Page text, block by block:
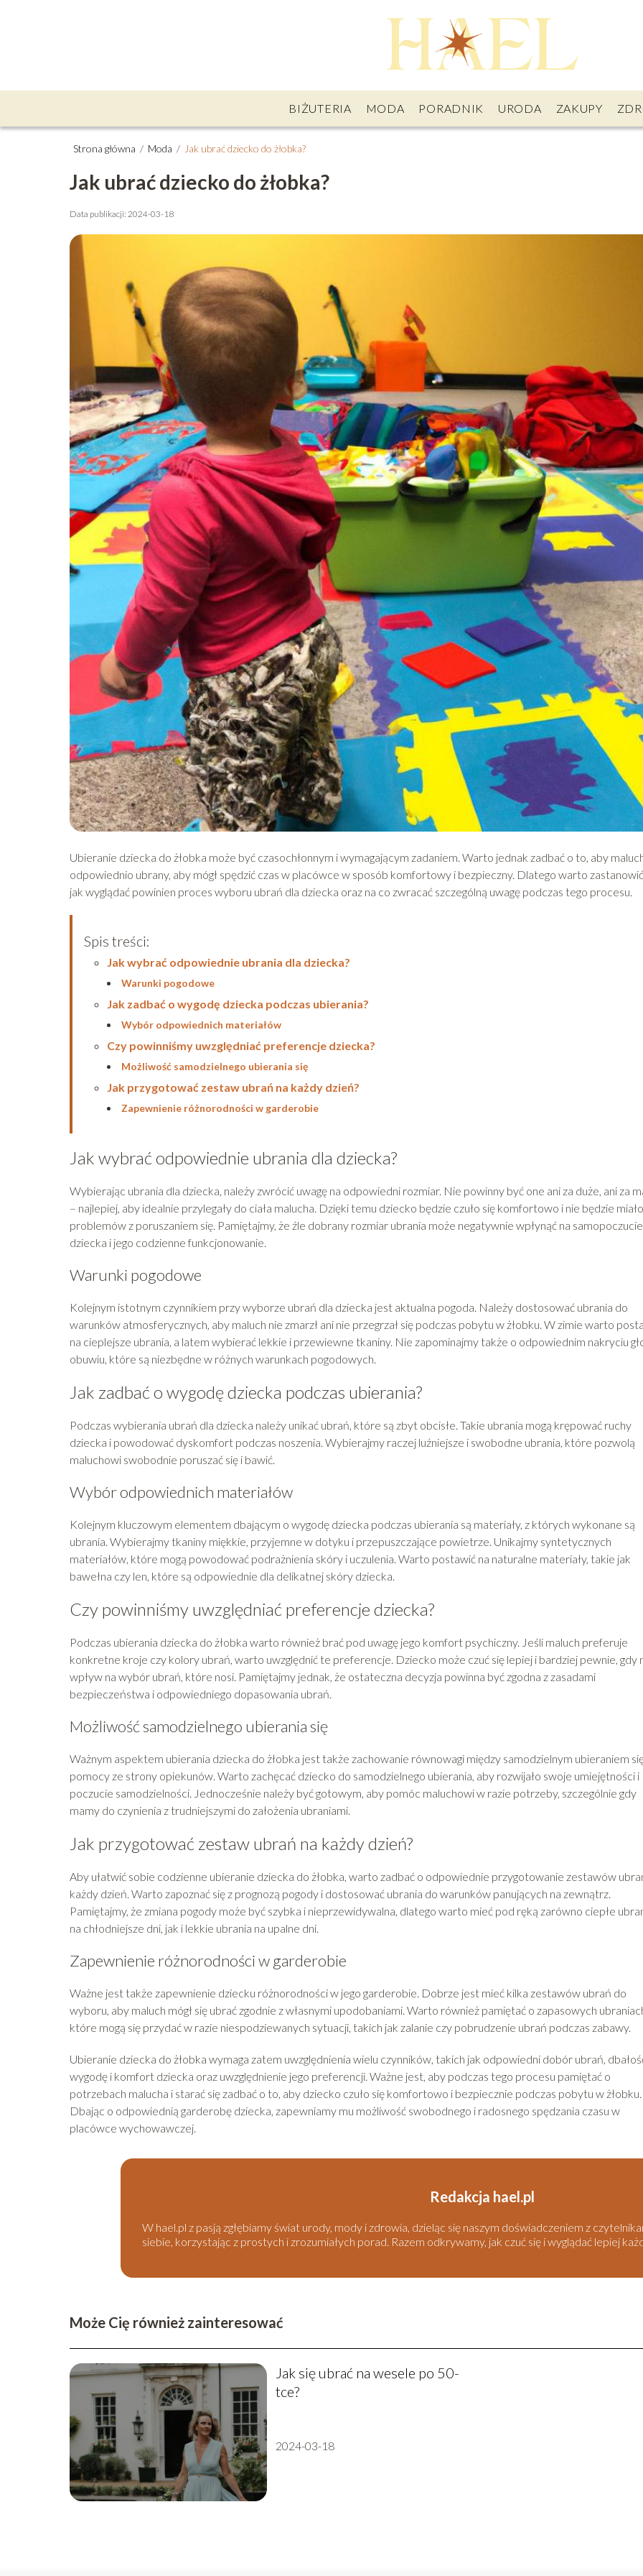
BIŻUTERIA MODA PORADNIK URODA ZAKUPY
Strona główna / Moda / Jak ubrać dziecko do żłobka?
Jak ubrać dziecko do żłobka?
Data publikacji: 2024-03-18
Ubieranie dziecka do żłobka może być czasochłonnym i wymagającym zadaniem. Warto jednak zadbać o to, aby
odpowiednio ubrany, aby mógł spędzić czas w placówce w sposób komfortowy i bezpieczny. Dlatego warto zastanowić
jak wyglądać powinien proces wyboru ubrań dla dziecka oraz na co zwracać szczególną uwagę podczas tego procesu.
Spis treści:
Jak wybrać odpowiednie ubrania dla dziecka?
Warunki pogodowe
Jak zadbać o wygodę dziecka podczas ubierania?
Wybór odpowiednich materiałów
Czy powinniśmy uwzględniać preferencje dziecka?
Możliwość samodzielnego ubierania się
Jak przygotować zestaw ubrań na każdy dzień?
Zapewnienie różnorodności w garderobie
Jak wybrać odpowiednie ubrania dla dziecka?
Wybierając ubrania dla dziecka, należy zwrócić uwagę na odpowiedni rozmiar. Nie powinny być one ani za duże, ani za
– najlepiej, aby idealnie przylegały do ciała malucha. Dzięki temu dziecko będzie czuło się komfortowo i nie będzie miało
problemów z poruszaniem się. Pamiętajmy, że źle dobrany rozmiar ubrania może negatywnie wpłynąć na samopoczucie
dziecka i jego codzienne funkcjonowanie.
Warunki pogodowe
Kolejnym istotnym czynnikiem przy wyborze ubrań dla dziecka jest aktualna pogoda. Należy dostosować ubrania do
warunków atmosferycznych, aby maluch nie zmarzł ani nie przegrzał się podczas pobytu w żłobku. W zimie warto
na cieplejsze ubrania, a latem wybierać lekkie i przewiewne tkaniny. Nie zapominajmy także o odpowiednim nakryciu
obuwiu, które są niezbędne w różnych warunkach pogodowych.
Jak zadbać o wygodę dziecka podczas ubierania?
Podczas wybierania ubrań dla dziecka należy unikać ubrań, które są zbyt obcisłe. Takie ubrania mogą krępować ruchy
dziecka i powodować dyskomfort podczas noszenia. Wybierajmy raczej luźniejsze i swobodne ubrania, które pozwolą
maluchowi swobodnie poruszać się i bawić.
Wybór odpowiednich materiałów
Kolejnym kluczowym elementem dbającym o wygodę dziecka podczas ubierania są materiały, z których wykonane są
ubrania. Wybierajmy tkaniny miękkie, przyjemne w dotyku i przepuszczające powietrze. Unikajmy syntetycznych
materiałów, które mogą powodować podrażnienia skóry i uczulenia. Warto postawić na naturalne materiały, takie jak
bawełna czy len, które są odpowiednie dla delikatnej skóry dziecka.
Czy powinniśmy uwzględniać preferencje dziecka?
Podczas ubierania dziecka do żłobka warto również brać pod uwagę jego komfort psychiczny. Jeśli maluch preferuje
konkretne kroje czy kolory ubrań, warto uwzględnić te preferencje. Dziecko może czuć się lepiej i bardziej pewnie, gdy
wpływ na wybór ubrań, które nosi. Pamiętajmy jednak, że ostateczna decyzja powinna być zgodna z zasadami
bezpieczeństwa i odpowiedniego dopasowania ubrań.
Możliwość samodzielnego ubierania się
Ważnym aspektem ubierania dziecka do żłobka jest także zachowanie równowagi między samodzielnym ubieraniem
pomocy ze strony opiekunów. Warto zachęcać dziecko do samodzielnego ubierania, aby rozwijało swoje umiejętności i
poczucie samodzielności. Jednocześnie należy być gotowym, aby pomóc maluchowi w razie potrzeby, szczególnie gdy
mamy do czynienia z trudniejszymi do założenia ubraniami.
Jak przygotować zestaw ubrań na każdy dzień?
Aby ułatwić sobie codzienne ubieranie dziecka do żłobka, warto zadbać o odpowiednie przygotowanie zestawów
każdy dzień. Warto zapoznać się z prognozą pogody i dostosować ubrania do warunków panujących na zewnątrz.
Pamiętajmy, że zmiana pogody może być szybka i nieprzewidywalna, dlatego warto mieć pod ręką zarówno ciepłe
na chłodniejsze dni, jak i lekkie ubrania na upalne dni.
Zapewnienie różnorodności w garderobie
Ważne jest także zapewnienie dziecku różnorodności w jego garderobie. Dobrze jest mieć kilka zestawów ubrań do
wyboru, aby maluch mógł się ubrać zgodnie z własnymi upodobaniami. Warto również pamiętać o zapasowych
które mogą się przydać w razie niespodziewanych sytuacji, takich jak zalanie czy pobrudzenie ubrań podczas zabawy.
Ubieranie dziecka do żłobka wymaga zatem uwzględnienia wielu czynników, takich jak odpowiedni dobór ubrań,
wygodę i komfort dziecka oraz uwzględnienie jego preferencji. Ważne jest, aby podczas tego procesu pamiętać o
potrzebach malucha i starać się zadbać o to, aby dziecko czuło się komfortowo i bezpiecznie podczas pobytu w żłobku.
Dbając o odpowiednią garderobę dziecka, zapewniamy mu możliwość swobodnego i radosnego spędzania czasu w
placówce wychowawczej.
Redakcja hael.pl
W hael.pl z pasją zgłębiamy świat urody, mody i zdrowia, dzieląc się naszym doświadczeniem z
siebie, korzystając z prostych i zrozumiałych porad. Razem odkrywamy, jak czuć się i wyglądać lepiej
Może Cię również zainteresować
Jak się ubrać na wesele po 50-
tce?
2024-03-18